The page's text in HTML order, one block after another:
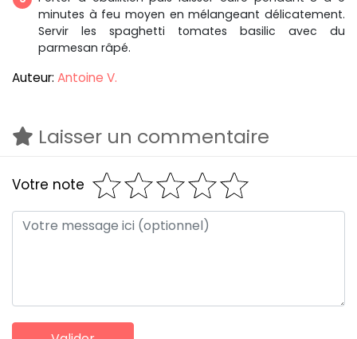
minutes à feu moyen en mélangeant délicatement.
Servir les spaghetti tomates basilic avec du
parmesan râpé.
Auteur: Antoine V.
Laisser un commentaire
Votre note